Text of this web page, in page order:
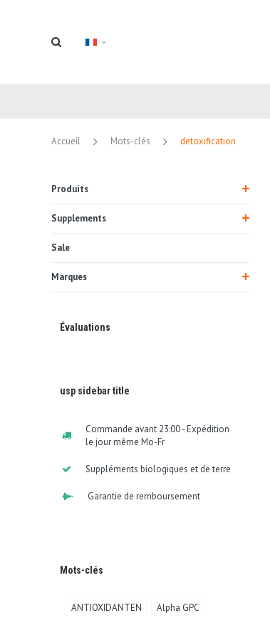
Accueil Mots-clés detoxification
Produits
Supplements
Sale
Marques
Évaluations
usp sidebar title
Commande avant 23:00 - Expédition
le jour même Mo-Fr
Suppléments biologiques et de terre
Garantie de remboursement
Mots-clés
ANTIOXIDANTEN Alpha GPC